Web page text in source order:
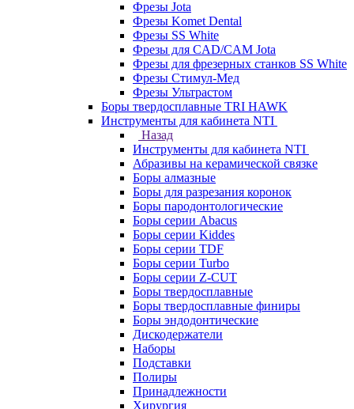
Фрезы Jota
Фрезы Komet Dental
Фрезы SS White
Фрезы для CAD/CAM Jota
Фрезы для фрезерных станков SS White
Фрезы Стимул-Мед
Фрезы Ультрастом
Боры твердосплавные TRI HAWK
Инструменты для кабинета NTI
Назад
Инструменты для кабинета NTI
Абразивы на керамической связке
Боры алмазные
Боры для разрезания коронок
Боры пародонтологические
Боры серии Abacus
Боры серии Kiddes
Боры серии TDF
Боры серии Turbo
Боры серии Z-CUT
Боры твердосплавные
Боры твердосплавные финиры
Боры эндодонтические
Дискодержатели
Наборы
Подставки
Полиры
Принадлежности
Хирургия